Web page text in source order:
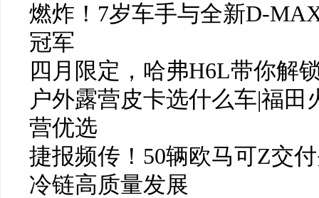
燃炸！7岁车手与全新D-
冠军
四月限定，哈弗H6L带你解
户外露营皮卡选什么车|福
营优选
捷报频传！50辆欧马可Z交
冷链高质量发展